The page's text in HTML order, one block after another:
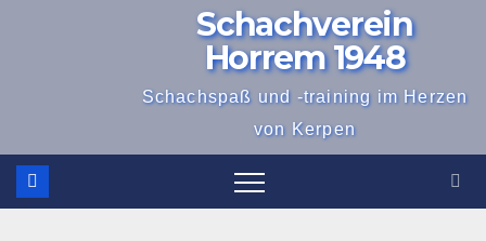
Schachverein
Horrem 1948
Schachspaß und -training im Herzen
von Kerpen